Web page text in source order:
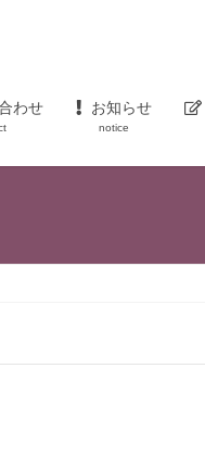
わせ お知らせ
notice